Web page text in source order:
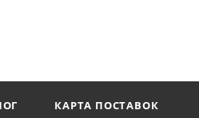
КАРТА ПОСТАВОК